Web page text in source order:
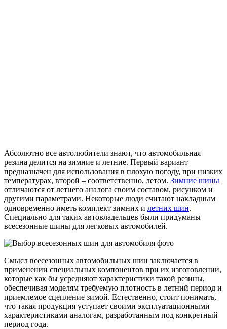
Абсолютно все автолюбители знают, что автомобильная
резина делится на зимние и летние. Первый вариант
предназначен для использования в плохую погоду, при низких
температурах, второй – соответственно, летом. Зимние шины
отличаются от летнего аналога своим составом, рисунком и
другими параметрами. Некоторые люди считают накладным
одновременно иметь комплект зимних и летних шин.
Специально для таких автовладельцев были придуманы
всесезонные шины для легковых автомобилей.
Смысл всесезонных автомобильных шин заключается в
применении специальных компонентов при их изготовлении,
которые как бы усредняют характеристики такой резины,
обеспечивая моделям требуемую плотность в летний период и
приемлемое сцепление зимой. Естественно, стоит понимать,
что такая продукция уступает своими эксплуатационными
характеристиками аналогам, разработанным под конкретный
период года.